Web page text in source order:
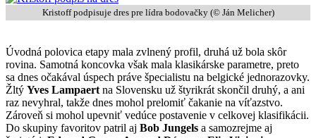
Kristoff podpisuje dres pre lídra bodovačky (© Ján Melicher)
Úvodná polovica etapy mala zvlnený profil, druhá už bola skôr
rovina. Samotná koncovka však mala klasikárske parametre, preto
sa dnes očakával úspech práve špecialistu na belgické jednorazovky.
Žltý Yves Lampaert na Slovensku už štyrikrát skončil druhý, a ani
raz nevyhral, takže dnes mohol prelomiť čakanie na víťazstvo.
Zároveň si mohol upevniť vedúce postavenie v celkovej klasifikácii.
Do skupiny favoritov patril aj Bob Jungels a samozrejme aj